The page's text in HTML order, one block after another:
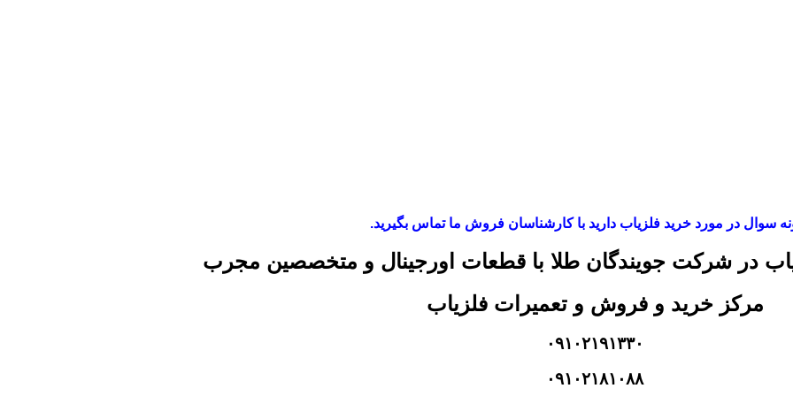
سوال در مورد خرید فلزیاب دارید با کارشناسان فروش ما تماس بگیرید.
در شرکت جویندگان طلا با قطعات اورجینال و متخصصین مجرب
مرکز خرید و فروش و تعمیرات فلزیاب
۰۹۱۰۲۱۹۱۳۳۰
۰۹۱۰۲۱۸۱۰۸۸